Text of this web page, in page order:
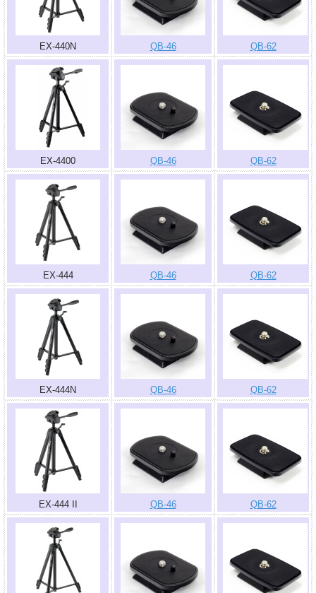
EX-440N QB-46 QB-62
EX-4400 QB-46 QB-62
EX-444 QB-46 QB-62
EX-444N QB-46 QB-62
EX-444 II QB-46 QB-62